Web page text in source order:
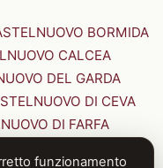
BORMIDA
CALCEA
DEL GARDA
DI CEVA
DI FARFA
funzionamento